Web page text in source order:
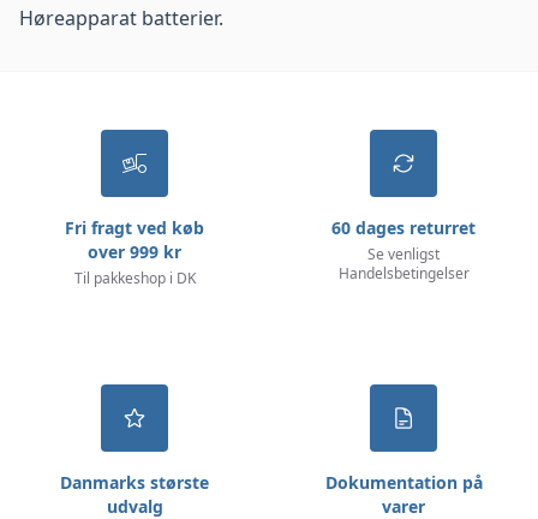
Høreapparat batterier.
Fri fragt ved køb
over 999 kr
Til pakkeshop i DK
60 dages returret
Se venligst
Handelsbetingelser
Danmarks største
udvalg
Dokumentation på
varer